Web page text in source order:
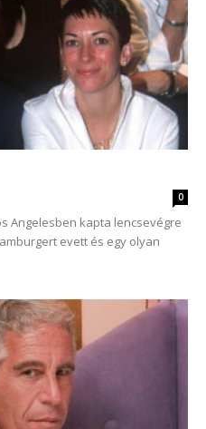
0
Angelesben kapta lencsevégre
evett és egy olyan